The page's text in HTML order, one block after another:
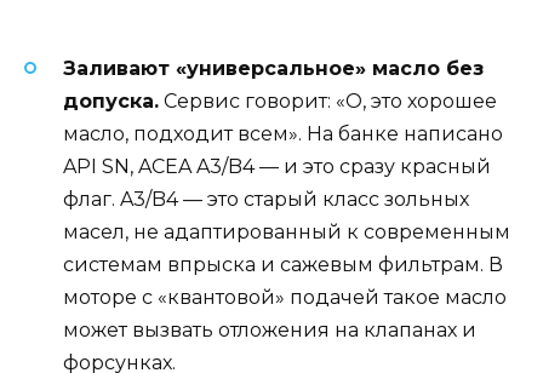
Заливают «универсальное» масло без
допуска. Сервис говорит: «О, это хорошее
масло, подходит всем». На банке написано
API SN, ACEA A3/B4 — и это сразу красный
флаг. A3/B4 — это старый класс зольных
масел, не адаптированный к современным
системам впрыска и сажевым фильтрам. В
моторе с «квантовой» подачей такое масло
может вызвать отложения на клапанах и
форсунках.